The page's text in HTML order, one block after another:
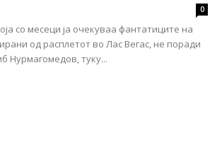
0
со месеци ја очекуваа фантатиците на
од расплетот во Лас Вегас, не поради
Нурмагомедов, туку...